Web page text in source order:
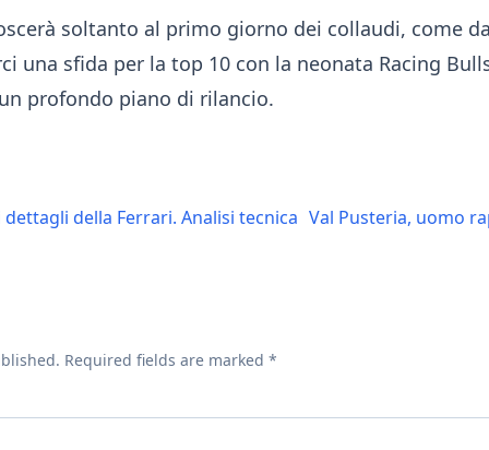
soltanto al primo giorno dei collaudi, come
una sfida per la top 10 con la neonata Racing
profondo piano di rilancio.
della Ferrari. Analisi tecnica Val Pusteria, uomo
Required fields are marked *